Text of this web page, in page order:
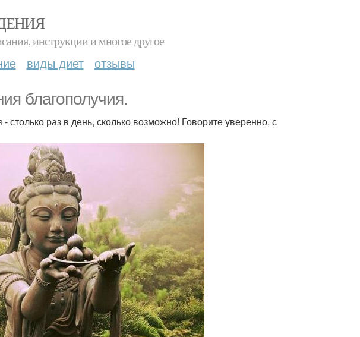
инструкции и многое другое
виды диет отзывы
благополучия.
раз в день, сколько возможно! Говорите уверенно, с